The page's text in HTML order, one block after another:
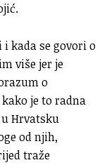
kada se govori o
više jer je
o
je to radna
Hrvatsku
od njih,
traže